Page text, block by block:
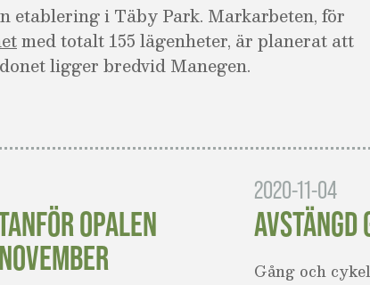
etablering i Täby Park. Markarbeten, för
med totalt 155 lägenheter, är planerat att
ligger bredvid Manegen.
OPALEN
2020-11-04
AVSTÄNGD
Gång och